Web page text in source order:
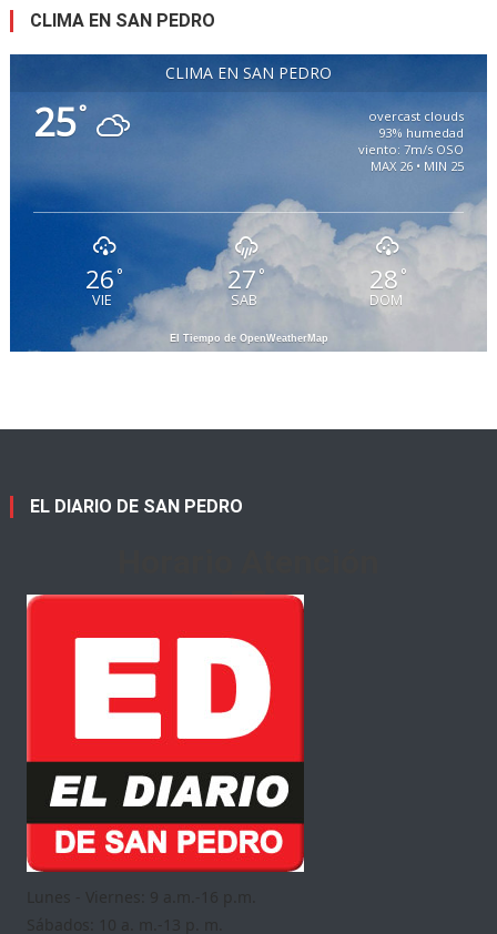
CLIMA EN SAN PEDRO
CLIMA EN SAN PEDRO
25°
overcast clouds
93% humedad
viento: 7m/s OSO
MAX 26 • MIN 25
26°
VIE
27 °
SAB
28 °
DOM
El Tiempo de OpenWeatherMap
EL DIARIO DE SAN PEDRO
Lunes - Viernes: 9 a.m.-16 p.m.
Sábados: 10 a. m.-13 p. m.